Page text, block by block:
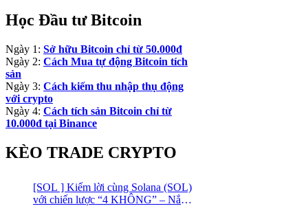
Học Đầu tư Bitcoin
Ngày 1: Sở hữu Bitcoin chỉ từ 50.000đ
Ngày 2: Cách Mua tự động Bitcoin tích
sản
Ngày 3: Cách kiếm thu nhập thụ động
với crypto
Ngày 4: Cách tích sản Bitcoin chỉ từ
10.000đ tại Binance
KÈO TRADE CRYPTO
[SOL ] Kiếm lời cùng Solana (SOL)
với chiến lược “4 KHÔNG” – Nắm